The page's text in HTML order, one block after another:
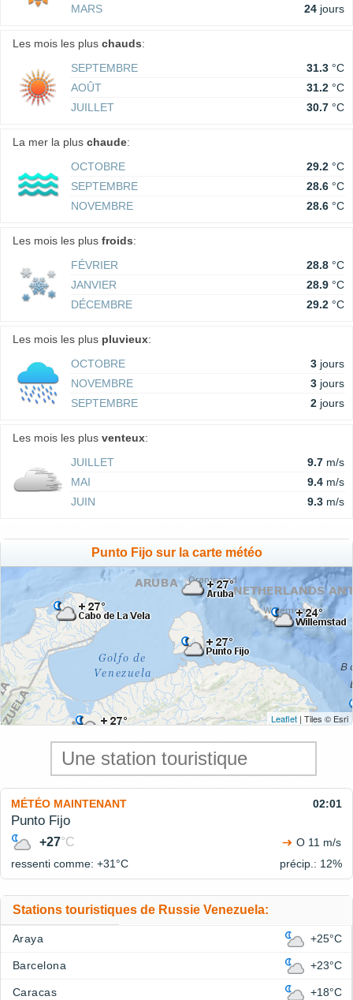
MARS 24 jours
Les mois les plus chauds:
SEPTEMBRE
31.3 °C
AOÛT
31.2 °C
JUILLET
30.7 °C
La mer la plus chaude:
OCTOBRE
29.2 °C
SEPTEMBRE
28.6 °C
NOVEMBRE
28.6 °C
Les mois les plus froids:
FÉVRIER
28.8 °C
JANVIER
28.9 °C
DÉCEMBRE
29.2 °C
Les mois les plus pluvieux:
OCTOBRE
3 jours
NOVEMBRE
3 jours
SEPTEMBRE
2 jours
Les mois les plus venteux:
JUILLET
9.7 m/s
MAI
9.4 m/s
JUIN
9.3 m/s
Punto Fijo sur la carte météo
Leaflet | Tiles © Esri
MÉTÉO MAINTENANT 02:01
Punto Fijo
+27°C
O 11 m/s
ressenti comme: +31°C précip.: 12%
Stations touristiques de Russie Venezuela:
Araya +25°C
Barcelona +23°C
Caracas +18°C